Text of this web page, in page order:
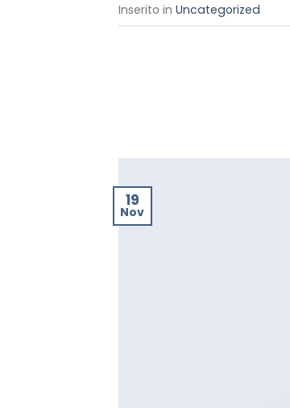
Inserito in Uncategorized
19
Nov